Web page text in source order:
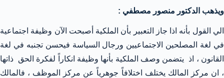
ويذهب الدكتور منصور مصطفي :
الي القول بأنه اذا جاز التعبير بأن الملكية أصبحت الآن وظيفة اجتماعية
في لغة المصلحين الاجتماعيين ورجال السياسة فيحسن تجنبه في لغة
القانون ، اذ يتضمن وصف الملكية بأنها وظيفة انكاراً لفكرة الحق ذاتها
، ان مركز المالك يختلف اختلافاً جوهرياً عن مركز الموظف ، فالمالك